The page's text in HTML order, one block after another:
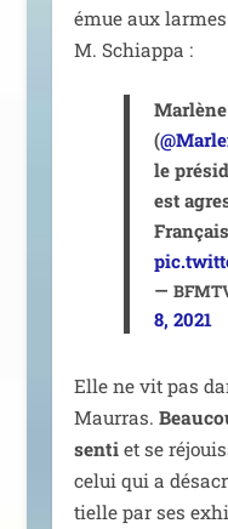
émue aux
M. Schiappa :
(
le
est
—
8, 2021
Elle ne vit pas
Maurras.
sen­tiet se
celui qui a
tielle par ses